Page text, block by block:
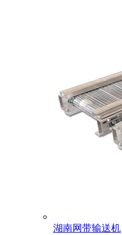
湖南网带输送机